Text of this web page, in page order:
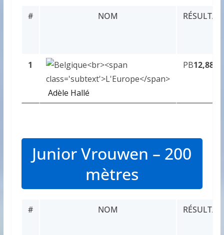
# NOM RÉSULTAT
1
Adèle Hallé
PB12,88
Junior Vrouwen – 200
mètres
# NOM RÉSULTAT